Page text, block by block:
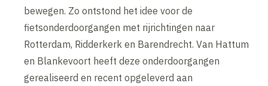
bewegen. Zo ontstond het idee voor de
fietsonderdoorgangen met rijrichtingen naar
Rotterdam, Ridderkerk en Barendrecht. Van Hattum
en Blankevoort heeft deze onderdoorgangen
gerealiseerd en recent opgeleverd aan